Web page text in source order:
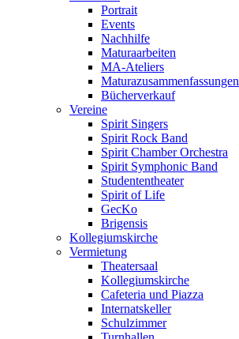
Portrait
Events
Nachhilfe
Maturaarbeiten
MA-Ateliers
Maturazusammenfassungen
Bücherverkauf
Vereine
Spirit Singers
Spirit Rock Band
Spirit Chamber Orchestra
Spirit Symphonic Band
Studententheater
Spirit of Life
GecKo
Brigensis
Kollegiumskirche
Vermietung
Theatersaal
Kollegiumskirche
Cafeteria und Piazza
Internatskeller
Schulzimmer